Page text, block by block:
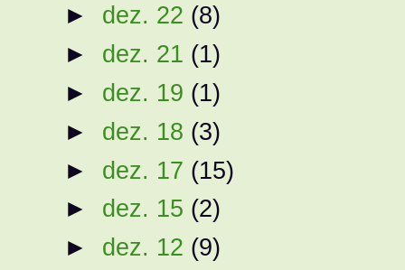
► dez. 22 (8)
► dez. 21 (1)
► dez. 19 (1)
► dez. 18 (3)
► dez. 17 (15)
► dez. 15 (2)
► dez. 12 (9)